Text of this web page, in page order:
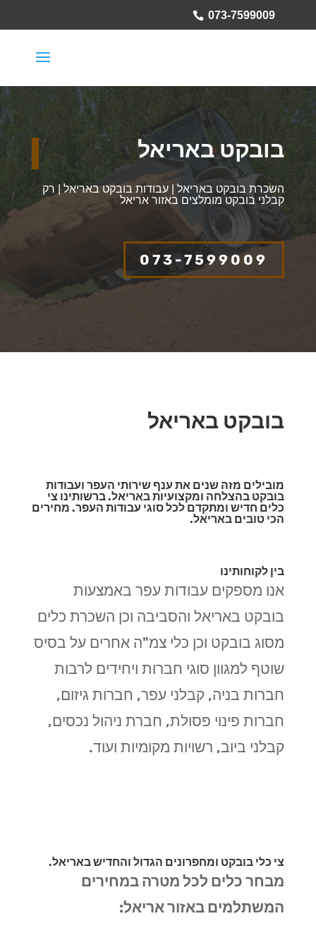
073-7599009
בובקט באריאל
השכרת בובקט באריאל | עבודות בובקט באריאל | רק
קבלני בובקט מומלצים באזור אריאל
073-7599009
בובקט באריאל
מובילים מזה שנים את ענף שירותי העפר ועבודות
בובקט בהצלחה ומקצועיות באריאל. ברשותינו צי
כלים חדיש ומתקדם לכל סוגי עבודות העפר. מחירים
הכי טובים באריאל.
בין לקוחותינו
אנו מספקים עבודות עפר באמצעות
בובקט באריאל והסביבה וכן השכרת כלים
מסוג בובקט וכן כלי צמ"ה אחרים על בסיס
שוטף למגוון סוגי חברות ויחידים לרבות
חברות בניה, קבלני עפר, חברות גיזום,
חברות פינוי פסולת, חברת ניהול נכסים,
קבלני ביוב, רשויות מקומיות ועוד.
צי כלי בובקט ומחפרונים הגדול והחדיש באריאל.
מבחר כלים לכל מטרה במחירים
המשתלמים באזור אריאל: